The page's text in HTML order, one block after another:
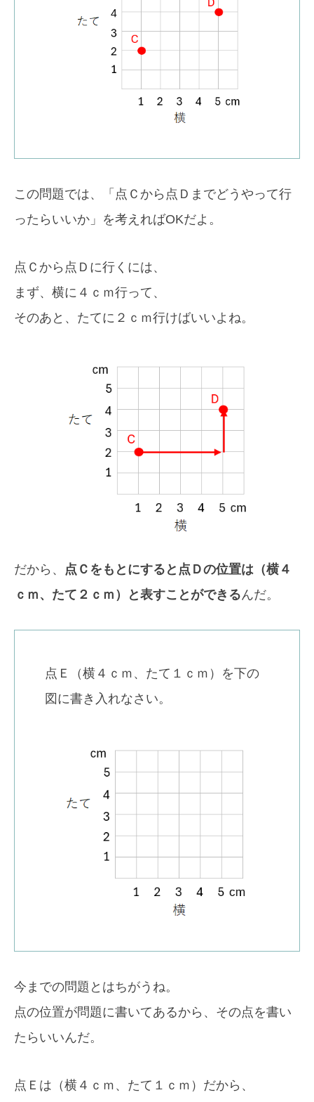
この問題では、「点Ｃから点Ｄまでどうやって行
ったらいいか」を考えればOKだよ。
点Ｃから点Ｄに行くには、
まず、横に４ｃｍ行って、
そのあと、たてに２ｃｍ行けばいいよね。
だから、 点Ｃをもとにすると点Ｄの位置は（横４
ｃｍ、たて２ｃｍ）と表すことができるんだ。
点Ｅ（横４ｃｍ、たて１ｃｍ）を下の
図に書き入れなさい。
今までの問題とはちがうね。
点の位置が問題に書いてあるから、その点を書い
たらいいんだ。
点Ｅは（横４ｃｍ、たて１ｃｍ）だから、